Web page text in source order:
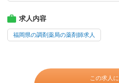
求人内容
福岡県の調剤薬局の薬剤師求人
この求人に